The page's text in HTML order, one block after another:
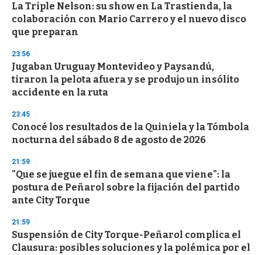
La Triple Nelson: su show en La Trastienda, la
colaboración con Mario Carrero y el nuevo disco
que preparan
23:56
Jugaban Uruguay Montevideo y Paysandú,
tiraron la pelota afuera y se produjo un insólito
accidente en la ruta
23:45
Conocé los resultados de la Quiniela y la Tómbola
nocturna del sábado 8 de agosto de 2026
21:59
"Que se juegue el fin de semana que viene": la
postura de Peñarol sobre la fijación del partido
ante City Torque
21:59
Suspensión de City Torque-Peñarol complica el
Clausura: posibles soluciones y la polémica por el